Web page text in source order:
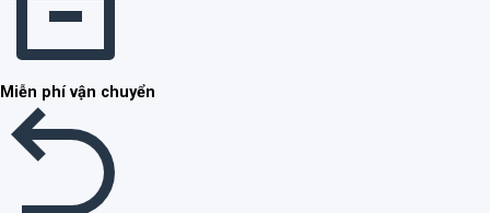
Miễn phí vận chuyển